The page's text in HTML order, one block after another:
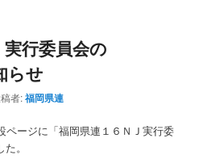
行委員会の
らせ
者:福岡県連
ページに「福岡県連１６ＮＪ実行委
。